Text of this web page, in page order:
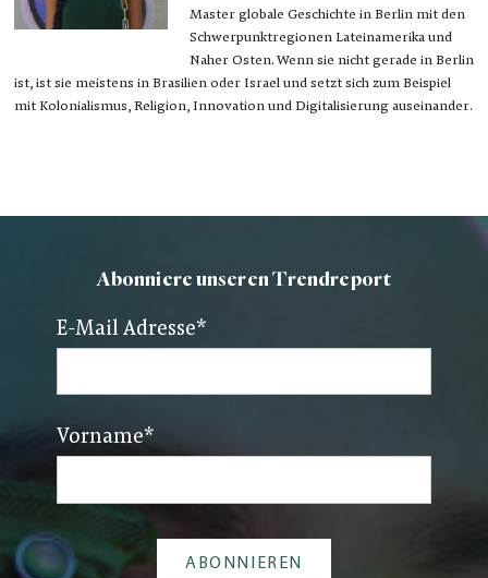
Master globale Geschichte in Berlin mit den
Schwerpunktregionen Lateinamerika und
Naher Osten. Wenn sie nicht gerade in Berlin
ist, ist sie meistens in Brasilien oder Israel und setzt sich zum Beispiel
mit Kolonialismus, Religion, Innovation und Digitalisierung auseinander.
Abonniere unseren Trendreport
E-Mail Adresse*
Vorname*